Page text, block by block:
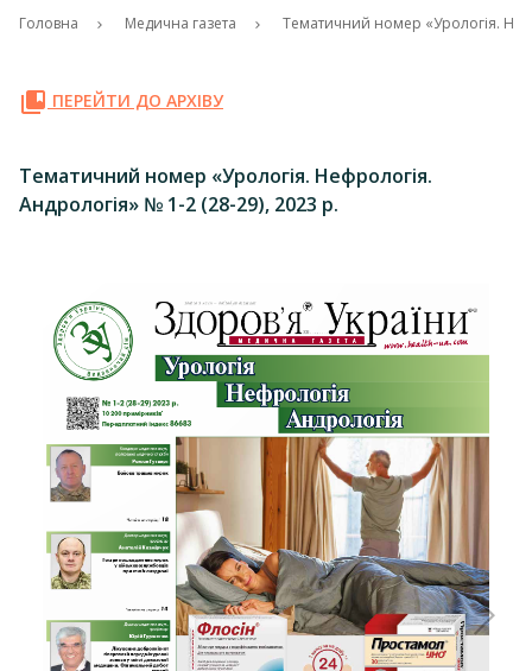
Головна Медична газета Тематичний номер «Урологія.
ПЕРЕЙТИ ДО АРХІВУ
Тематичний номер «Урологія. Нефрологія.
Андрологія» № 1-2 (28-29), 2023 р.